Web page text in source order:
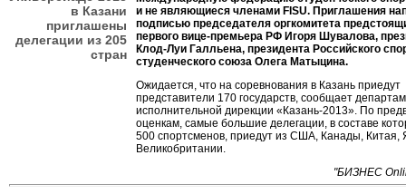
в Казани
приглашены
делегации из 205
стран
и не являющиеся членами FISU. Приглашения
подписью председателя оргкомитета
первого вице-премьера РФ Игоря Шувалова,
Клод-Луи Галльена, президента Российского
студенческого союза Олега Матыцина.
Ожидается, что на соревнования в Казань приедут
представители 170 государств, сообщает
исполнительной дирекции «Казань-2013». По
оценкам, самые большие делегации, в составе
500 спортсменов, приедут из США, Канады, Китая,
Великобритании.
"БИЗНЕС